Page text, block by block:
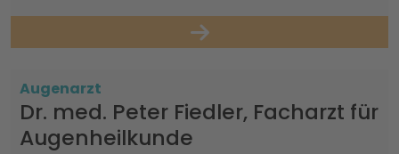
Augenarzt
Dr. med. Peter Fiedler, Facharzt für
Augenheilkunde